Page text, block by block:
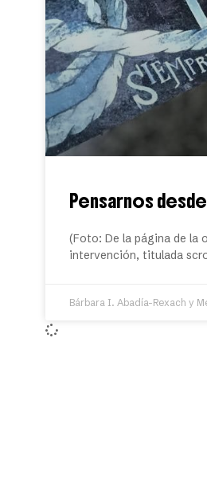
Pensarnos
(Foto: De la página de la
intervención, titulada
Bárbara I. Abadía-Rexach y